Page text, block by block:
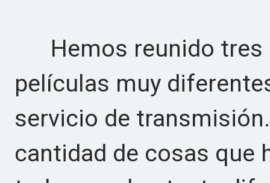
Hemos reunido tres
películas muy
servicio de
cantidad de cosas que